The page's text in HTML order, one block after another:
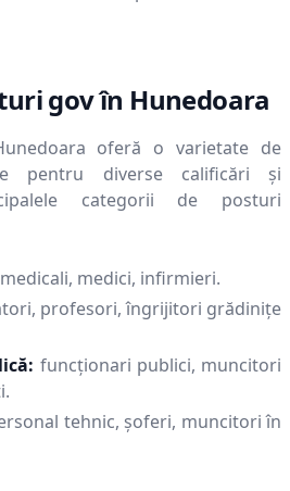
gov în Hunedoara
oferă o varietate de
pentru diverse calificări și
categorii de posturi
medici, infirmieri.
profesori, îngrijitori grădinițe
funcționari publici, muncitori
tehnic, șoferi, muncitori în